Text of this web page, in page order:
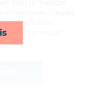
loisirs,
nuit et repas*